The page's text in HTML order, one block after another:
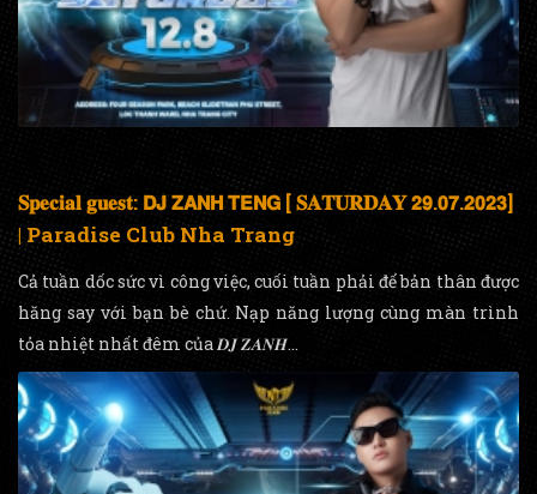
𝐒𝐩𝐞𝐜𝐢𝐚𝐥 𝐠𝐮𝐞𝐬𝐭: 𝗗𝗝 𝗭𝗔𝗡𝗛 𝗧𝗘𝗡𝗚 [ 𝐒𝐀𝐓𝐔𝐑𝐃𝐀𝐘 𝟮𝟵.𝟬𝟳.𝟮𝟬𝟮𝟯]
| Paradise Club Nha Trang
Cả tuần dốc sức vì công việc, cuối tuần phải để bản thân được
hăng say với bạn bè chứ. Nạp năng lượng cùng màn trình
tỏa nhiệt nhất đêm của 𝑫𝑱 𝒁𝑨𝑵𝑯...